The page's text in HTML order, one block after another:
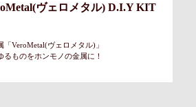
ヴェロメタル) D.I.Y KIT
「VeroMetal(ヴェロメタル)」
るものをホンモノの金属に！